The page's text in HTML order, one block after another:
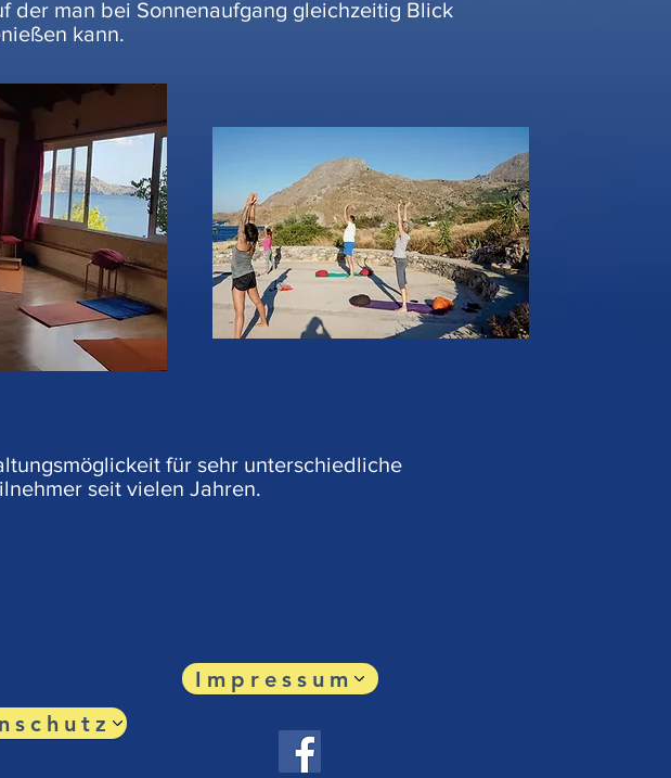
der man bei Sonnenaufgang gleichzeitig Blick
kann.
für sehr unterschiedliche
seit vielen Jahren.
Impressum